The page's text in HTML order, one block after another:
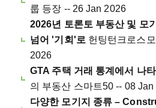
룹 등장 -- 26 Jan 2026
2026년 토론토 부동산 및 모
넘어 '기회'로 헌팅턴크로스
2026
GTA 주택 거래 통계에서 나
의 부동산 스마트50 -- 08
다양한 모기지 종류 –